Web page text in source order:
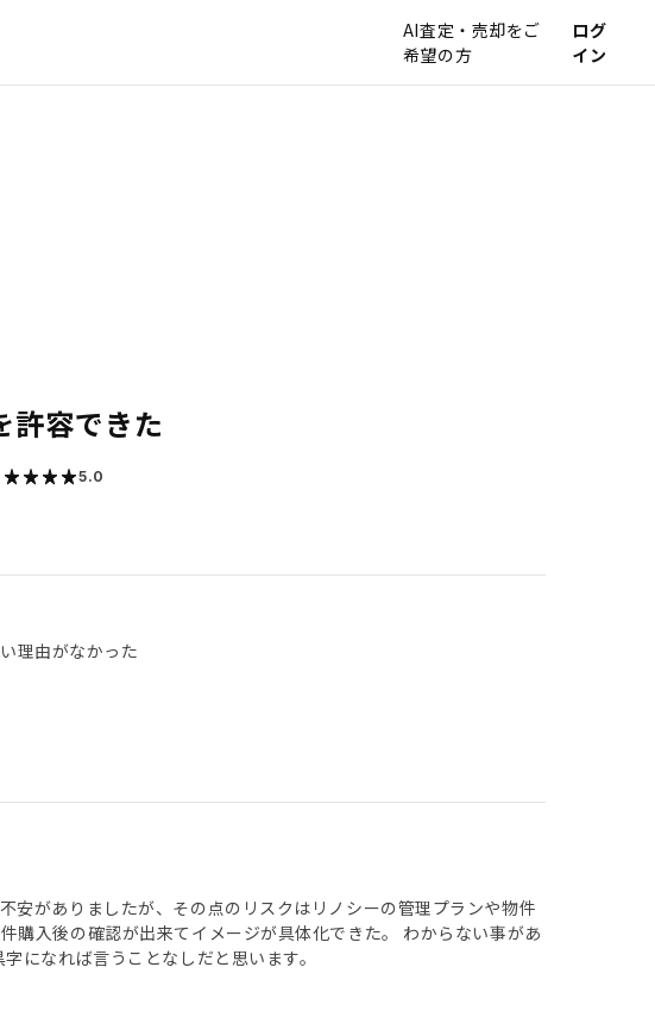
AI査定・売却をご
希望の方
ログ
イン
許容できた
5.0
理由がなかった
安がありましたが、その点のリスクはリノシーの管理プランや物件
購入後の確認が出来てイメージが具体化できた。 わからない事があ
になれば言うことなしだと思います。